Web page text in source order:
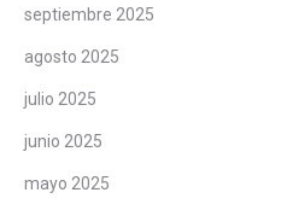
septiembre 2025
agosto 2025
julio 2025
junio 2025
mayo 2025